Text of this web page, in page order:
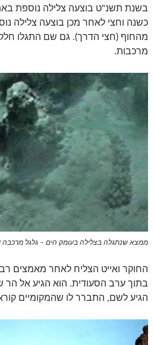
בשנת תשנ"ט בוצעה צלילה נוספת
מהחוף (חצי הדרך). גם שם התגלו
מרכבות.
ממצא שנתגלה בצלילה בעומק הים – גלגל מרכבה
החוקר ואייט הצליח לאחר מאמצים
בתוך ערב הסעודית. הוא הגיע אל הר
הגיע לשם, התברר לו שהמקומיים